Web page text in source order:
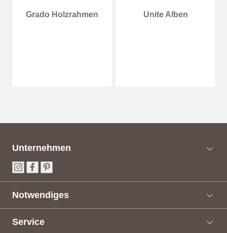
Grado Holzrahmen Unite Alben
Unternehmen
Notwendiges
Service